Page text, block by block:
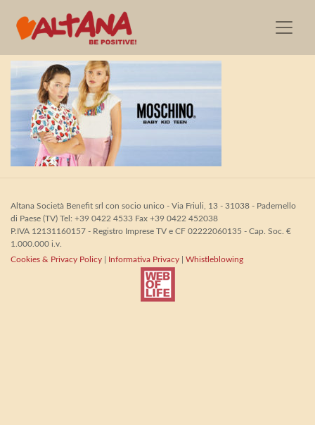
FotoSlideMoschino
Altana Società Benefit srl con socio unico - Via Friuli, 13 - 31038 - Padernello
di Paese (TV) Tel: +39 0422 4533 Fax +39 0422 452038
P.IVA 12131160157 - Registro Imprese TV e CF 02222060135 - Cap. Soc. €
1.000.000 i.v.
Cookies & Privacy Policy
Informativa Privacy Whistleblowing